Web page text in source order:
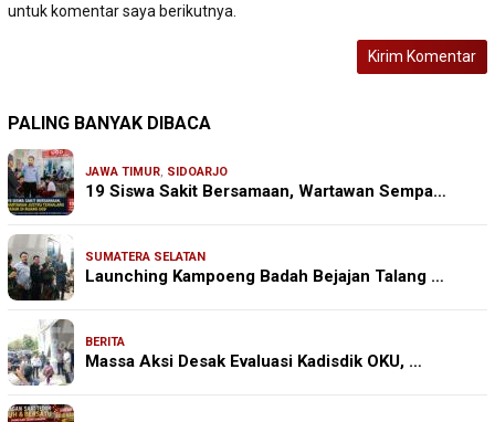
untuk komentar saya berikutnya.
PALING BANYAK DIBACA
JAWA TIMUR, SIDOARJO
19 Siswa Sakit Bersamaan, Wartawan Sempa…
SUMATERA SELATAN
Launching Kampoeng Badah Bejajan Talang …
BERITA
Massa Aksi Desak Evaluasi Kadisdik OKU, …